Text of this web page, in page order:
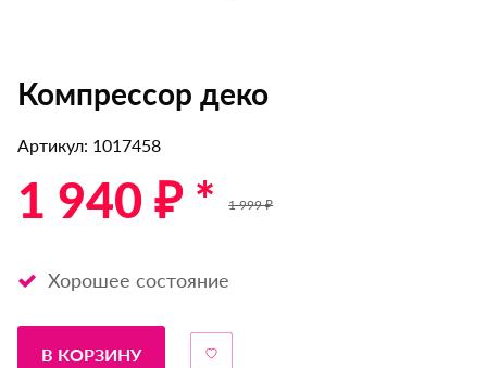
Компрессор деко
Артикул: 1017458
1 940 ₽ * 1 999 ₽
Хорошее состояние
В КОРЗИНУ